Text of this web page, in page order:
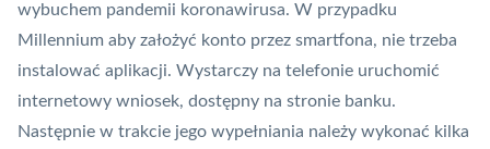
wybuchem pandemii koronawirusa. W przypadku
Millennium aby założyć konto przez smartfona, nie trzeba
instalować aplikacji. Wystarczy na telefonie uruchomić
internetowy wniosek, dostępny na stronie banku.
Następnie w trakcie jego wypełniania należy wykonać kilka